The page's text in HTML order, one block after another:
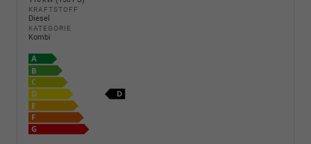
KRAFTSTOFF
Diesel
KATEGORIE
Kombi